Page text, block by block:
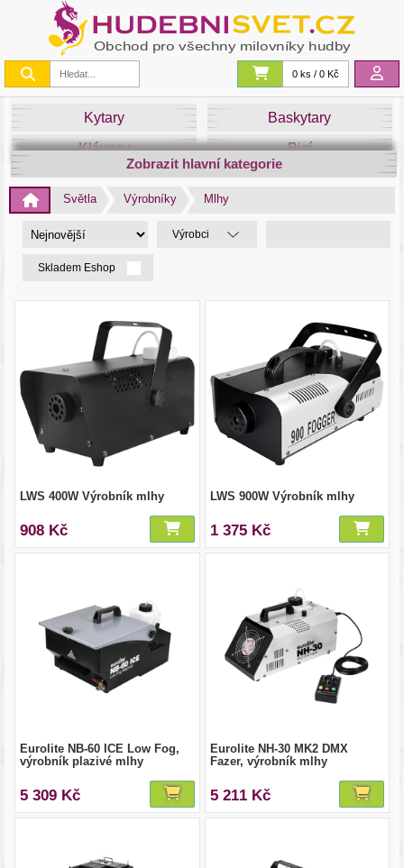
0 ks / 0 Kč
Kytary
Baskytary
Klávesy
Bicí
Smyčce
Dechy
Zvuk&Studio
Zobrazit hlavní kategorie
Světla Výrobníky Mlhy
Výrobci
Skladem Eshop
LWS 400W Výrobník mlhy
908 Kč
LWS 900W Výrobník mlhy
1 375 Kč
Eurolite NB-60 ICE Low Fog,
výrobník plazivé mlhy
5 309 Kč
Eurolite NH-30 MK2 DMX
Fazer, výrobník mlhy
5 211 Kč